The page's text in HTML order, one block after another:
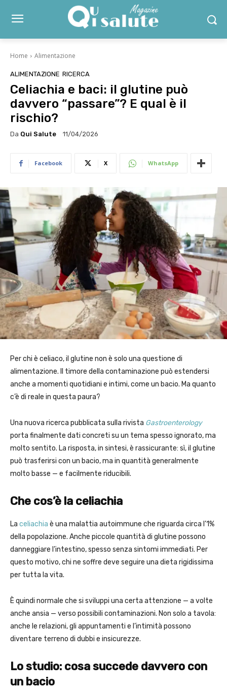
Home Alimentazione
ALIMENTAZIONE RICERCA
Celiachia e baci: il glutine può
davvero “passare”? E qual è il
rischio?
Da Qui Salute 11/04/2026
Facebook X WhatsApp
Per chi è celiaco, il glutine non è solo una questione di
alimentazione. Il timore della contaminazione può estendersi
anche a momenti quotidiani e intimi, come un bacio. Ma quanto
c’è di reale in questa paura?
Una nuova ricerca pubblicata sulla rivista Gastroenterology
porta finalmente dati concreti su un tema spesso ignorato, ma
molto sentito. La risposta, in sintesi, è rassicurante: sì, il glutine
può trasferirsi con un bacio, ma in quantità generalmente
molto basse — e facilmente riducibili.
Che cos’è la celiachia
La celiachia è una malattia autoimmune che riguarda circa l’1%
della popolazione. Anche piccole quantità di glutine possono
danneggiare l’intestino, spesso senza sintomi immediati. Per
questo motivo, chi ne soffre deve seguire una dieta rigidissima
per tutta la vita.
È quindi normale che si sviluppi una certa attenzione — a volte
anche ansia — verso possibili contaminazioni. Non solo a tavola:
anche le relazioni, gli appuntamenti e l’intimità possono
diventare terreno di dubbi e insicurezze.
Lo studio: cosa succede davvero con
un bacio